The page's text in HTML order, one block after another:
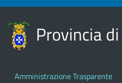
Provincia
Amministrazione Trasparente